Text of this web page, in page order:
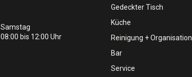
Samstag
08:00 bis 12:00 Uhr
Gedeckter Tisch
Küche
Reinigung + Organisation
Bar
Service